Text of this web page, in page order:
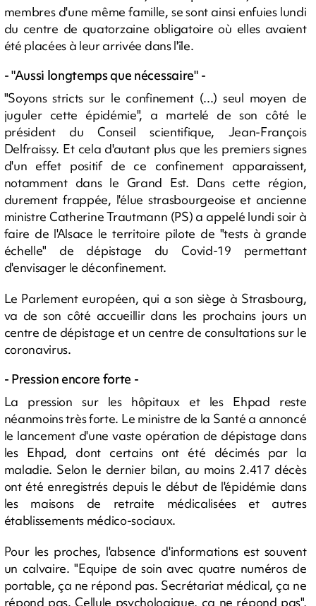
membres d'une même famille, se sont ainsi enfuies lundi
du centre de quatorzaine obligatoire où elles avaient
été placées à leur arrivée dans l'île.
- "Aussi longtemps que nécessaire" -
"Soyons stricts sur le confinement (...) seul moyen de
juguler cette épidémie", a martelé de son côté le
président du Conseil scientifique, Jean-François
Delfraissy. Et cela d'autant plus que les premiers signes
d'un effet positif de ce confinement apparaissent,
notamment dans le Grand Est. Dans cette région,
durement frappée, l'élue strasbourgeoise et ancienne
ministre Catherine Trautmann (PS) a appelé lundi soir à
faire de l'Alsace le territoire pilote de "tests à grande
échelle" de dépistage du Covid-19 permettant
d'envisager le déconfinement.
Le Parlement européen, qui a son siège à Strasbourg,
va de son côté accueillir dans les prochains jours un
centre de dépistage et un centre de consultations sur le
coronavirus.
- Pression encore forte -
La pression sur les hôpitaux et les Ehpad reste
néanmoins très forte. Le ministre de la Santé a annoncé
le lancement d'une vaste opération de dépistage dans
les Ehpad, dont certains ont été décimés par la
maladie. Selon le dernier bilan, au moins 2.417 décès
ont été enregistrés depuis le début de l'épidémie dans
les maisons de retraite médicalisées et autres
établissements médico-sociaux.
Pour les proches, l'absence d'informations est souvent
un calvaire. "Equipe de soin avec quatre numéros de
portable, ça ne répond pas. Secrétariat médical, ça ne
répond pas. Cellule psychologique, ça ne répond pas",